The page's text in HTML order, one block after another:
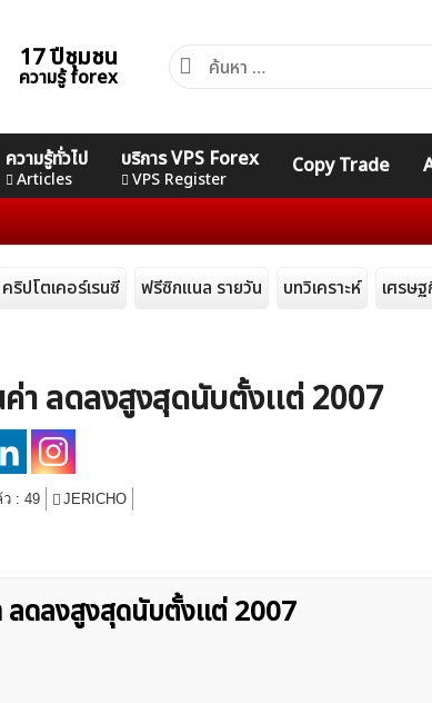
17 ปีชุมชน
ความรู้ forex
ค้นหา
สำหรับ:
ความรู้ทั่วไป
Articles
บริการ VPS Forex
VPS Register
Copy Trade
คอร์ส
Professional
คอร์ส
Expert
คริปโตเคอร์เรนซี ฟรีซิกแนล รายวัน บทวิเคราะห์ เศรษ
า ลดลงสูงสุดนับตั้งเเต่ 2007
: 49 JERICHO
ลดลงสูงสุดนับตั้งเเต่ 2007